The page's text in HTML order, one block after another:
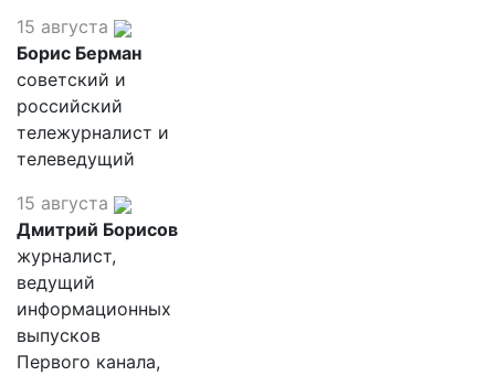
15 августа
Борис Берман
советский и
российский
тележурналист и
телеведущий
15 августа
Дмитрий Борисов
журналист,
ведущий
информационных
выпусков
Первого канала,